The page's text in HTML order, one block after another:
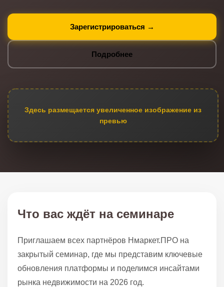
Зарегистрироваться →
Подробнее
Здесь размещается увеличенное изображение из
превью
Что вас ждёт на семинаре
Приглашаем всех партнёров Нмаркет.ПРО на
закрытый семинар, где мы представим ключевые
обновления платформы и поделимся инсайтами
рынка недвижимости на 2026 год.